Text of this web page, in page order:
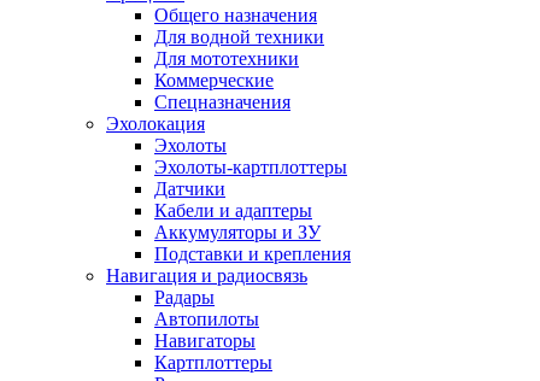
Общего назначения
Для водной техники
Для мототехники
Коммерческие
Спецназначения
Эхолокация
Эхолоты
Эхолоты-картплоттеры
Датчики
Кабели и адаптеры
Аккумуляторы и ЗУ
Подставки и крепления
Навигация и радиосвязь
Радары
Автопилоты
Навигаторы
Картплоттеры